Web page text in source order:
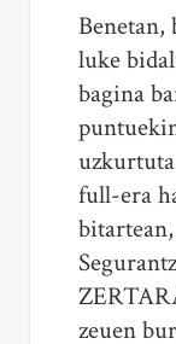
Benetan,
luke
bagina
full-era
zeuen